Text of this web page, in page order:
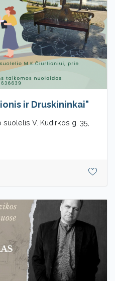
ir Druskininkai"
suolelis V. Kudirkos g. 35,